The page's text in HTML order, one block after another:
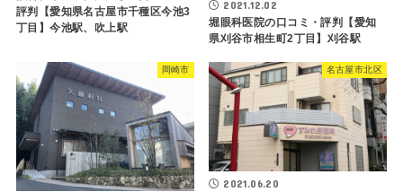
評判【愛知県名古屋市千種区今池3
丁目】今池駅、吹上駅
2021.12.02
堀眼科医院の口コミ・評判【愛知
県刈谷市相生町2丁目】刈谷駅
岡崎市 名古屋市北区
2021.06.20